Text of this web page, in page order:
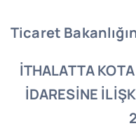
Ticaret
İTHALATTA
İDARESİNE